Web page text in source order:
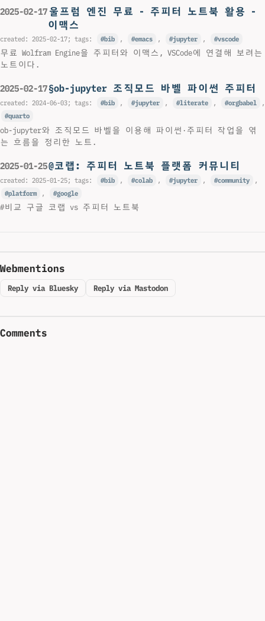
2025-02-17 울프럼 엔진 무료 - 주피터 노트북 활용 -
이맥스
created: 2025-02-17; tags: bib , emacs , jupyter , vscode
무료 Wolfram Engine을 주피터와 이맥스, VSCode에 연결해 보려는
노트이다.
2025-02-17§ob-jupyter 조직모드 바벨 파이썬 주피터
created: 2024-06-03; tags: bib , jupyter , literate , orgbabel
,
quarto
ob-jupyter와 조직모드 바벨을 이용해 파이썬·주피터 작업을 엮
는 흐름을 정리한 노트.
2025-01-25@코랩: 주피터 노트북 플랫폼 커뮤니티
created: 2025-01-25; tags: bib , colab , jupyter , community
,
platform
, google
#비교 구글 코랩 vs 주피터 노트북
Webmentions
Reply via Bluesky Reply via Mastodon
Comments